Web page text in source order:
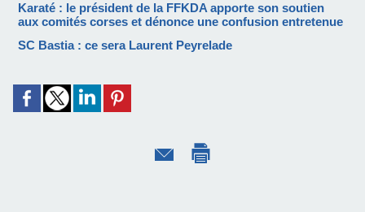
Karaté : le président de la FFKDA apporte son soutien
aux comités corses et dénonce une confusion entretenue
SC Bastia : ce sera Laurent Peyrelade